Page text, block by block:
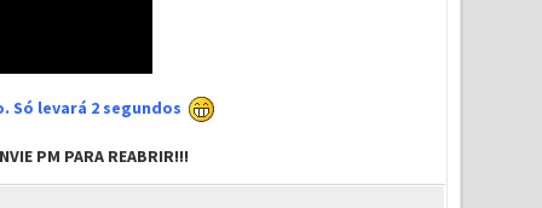
Só levará 2 segundos
PM PARA REABRIR!!!